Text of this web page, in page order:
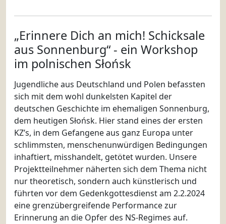
„Erinnere Dich an mich! Schicksale
aus Sonnenburg“ - ein Workshop
im polnischen Słońsk
Jugendliche aus Deutschland und Polen befassten
sich mit dem wohl dunkelsten Kapitel der
deutschen Geschichte im ehemaligen Sonnenburg,
dem heutigen Słońsk. Hier stand eines der ersten
KZ’s, in dem Gefangene aus ganz Europa unter
schlimmsten, menschenunwürdigen Bedingungen
inhaftiert, misshandelt, getötet wurden. Unsere
Projektteilnehmer näherten sich dem Thema nicht
nur theoretisch, sondern auch künstlerisch und
führten vor dem Gedenkgottesdienst am 2.2.2024
eine grenzübergreifende Performance zur
Erinnerung an die Opfer des NS-Regimes auf.